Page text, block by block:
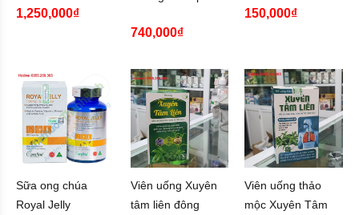
1,250,000₫
740,000₫
150,000₫
Sữa ong chúa
Royal Jelly
Viên uống Xuyên
tâm liên đông
Viên uống thảo
mộc Xuyên Tâm